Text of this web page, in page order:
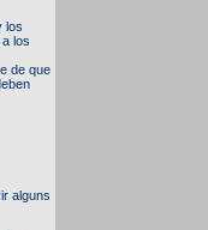
los
los
de que
alguns